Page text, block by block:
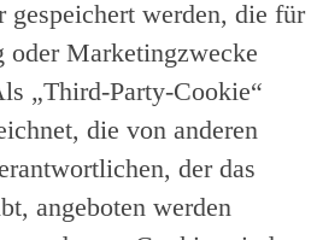
gespeichert werden, die für
oder Marketingzwecke
„Third-Party-Cookie“
die von anderen
der das
angeboten werden